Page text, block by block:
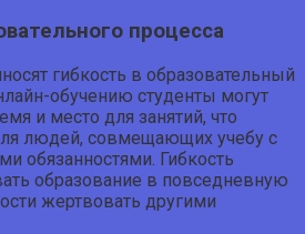
процесса
гибкость в образовательный
обучению студенты могут
и место для занятий, что
людей, совмещающих учебу с
обязанностями. Гибкость
образование в повседневную
жертвовать другими